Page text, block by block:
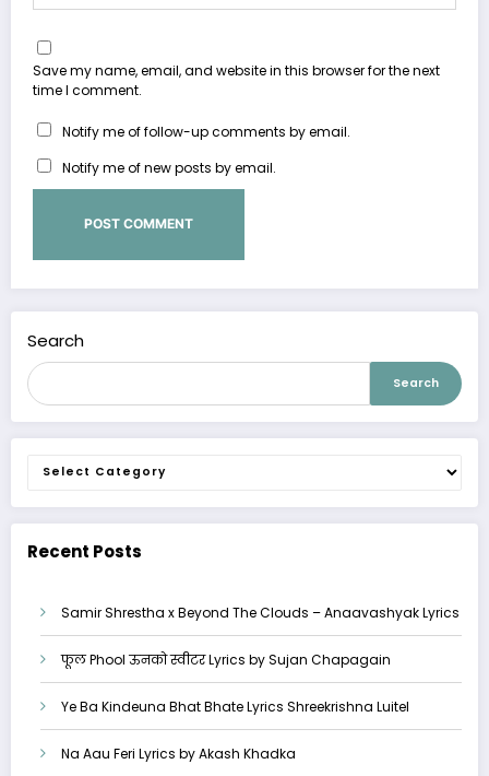
Save my name, email, and website in this browser for the next
time I comment.
Notify me of follow-up comments by email.
Notify me of new posts by email.
Search
Search
Categories
Recent Posts
Samir Shrestha x Beyond The Clouds – Anaavashyak Lyrics
फूल Phool ऊनको स्वीटर Lyrics by Sujan Chapagain
Ye Ba Kindeuna Bhat Bhate Lyrics Shreekrishna Luitel
Na Aau Feri Lyrics by Akash Khadka